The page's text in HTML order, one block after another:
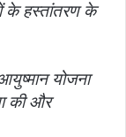
के हस्तांतरण के
योजना
की और